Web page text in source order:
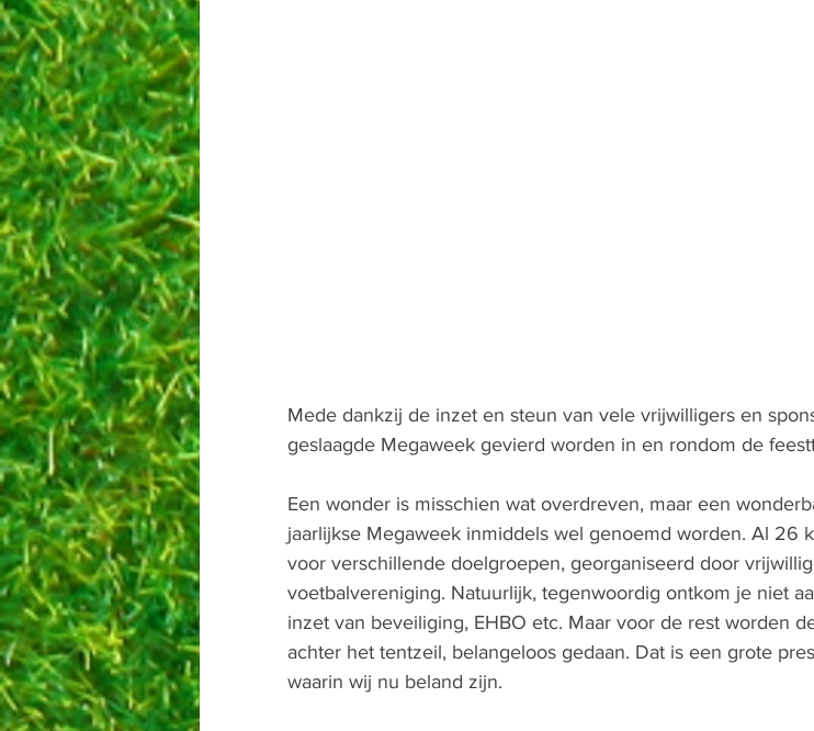
Mede dankzij de inzet en steun van vele vrijwilligers en
geslaagde Megaweek gevierd worden in en rondom de
Een wonder is misschien wat overdreven, maar een
jaarlijkse Megaweek inmiddels wel genoemd worden. Al 26
voor verschillende doelgroepen, georganiseerd door
voetbalvereniging. Natuurlijk, tegenwoordig ontkom je niet
inzet van beveiliging, EHBO etc. Maar voor de rest worden
achter het tentzeil, belangeloos gedaan. Dat is een grote
waarin wij nu beland zijn.